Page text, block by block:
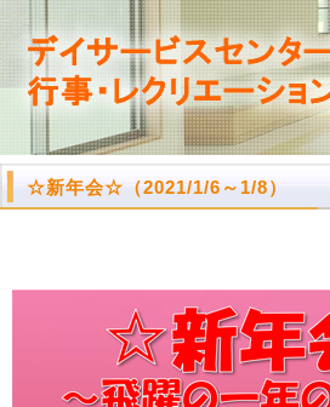
☆新年会☆ （2021/1/6～1/8）